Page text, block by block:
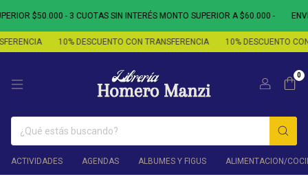
$50.000 - 3 CUOTAS SIN INTERÉS MONTO SUPERIOR A $60.000 -
10% DESCUENTO CON TRANSFERENCIA 10% DESCUENTO
0
ACTIVIDADES AGENDAS ALBUMES Y FIGUS ALIMENTACION/